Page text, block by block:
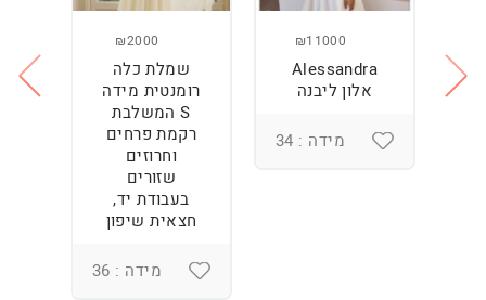
₪11000
Alessandra
אלון ליבנה
מידה : 34
₪2000
שמלת כלה
רומנטית מידה
S המשלבת
רקמת פרחים
וחרוזים
שזורים
בעבודת יד,
חצאית שיפון
מידה : 36